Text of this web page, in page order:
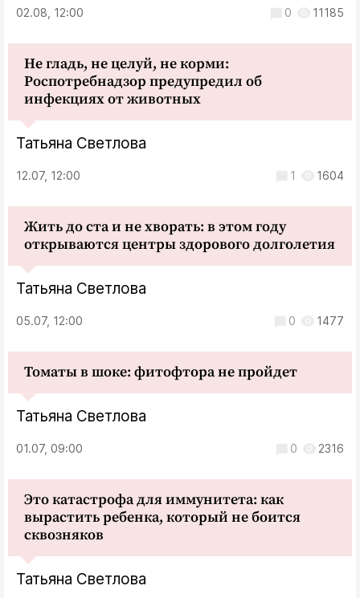
02.08, 12:00 0 11185
Не гладь, не целуй, не корми:
Роспотребнадзор предупредил об
инфекциях от животных
Татьяна Светлова
12.07, 12:00 1 1604
Жить до ста и не хворать: в этом году
открываются центры здорового долголетия
Татьяна Светлова
05.07, 12:00 0 1477
Томаты в шоке: фитофтора не пройдет
Татьяна Светлова
01.07, 09:00 0 2316
Это катастрофа для иммунитета: как
вырастить ребенка, который не боится
сквозняков
Татьяна Светлова